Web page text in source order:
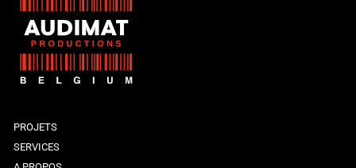
PROJETS
SERVICES